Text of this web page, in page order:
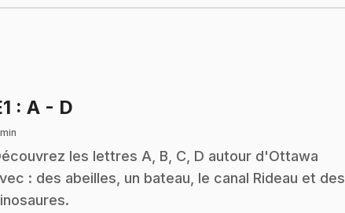
: A - D
les lettres A, B, C, D autour d'Ottawa
: des abeilles, un bateau, le canal Rideau et des